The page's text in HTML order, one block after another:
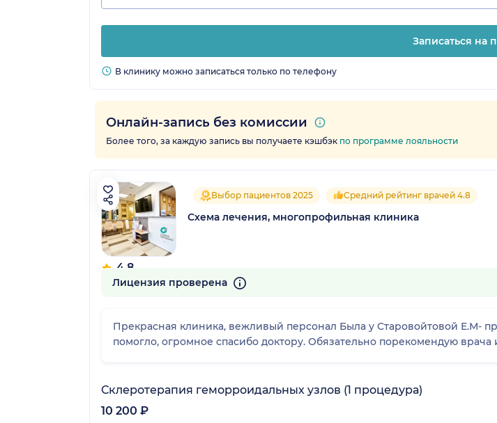
Записаться на
В клинику можно записаться только по телефону
Онлайн-запись без комиссии
Более того, за каждую запись вы получаете кэшбэк по программе лояльности
4.8
832 отзыва
Выбор пациентов 2025 Средний рейтинг врачей 4.8
Схема лечения, многопрофильная клиника
Лицензия проверена
Прекрасная клиника, вежливый персонал Была у Старовойтовой Е.М-
помогло, огромное спасибо доктору. Обязательно порекомендую
Склеротерапия геморроидальных узлов (1 процедура)
10 200 ₽